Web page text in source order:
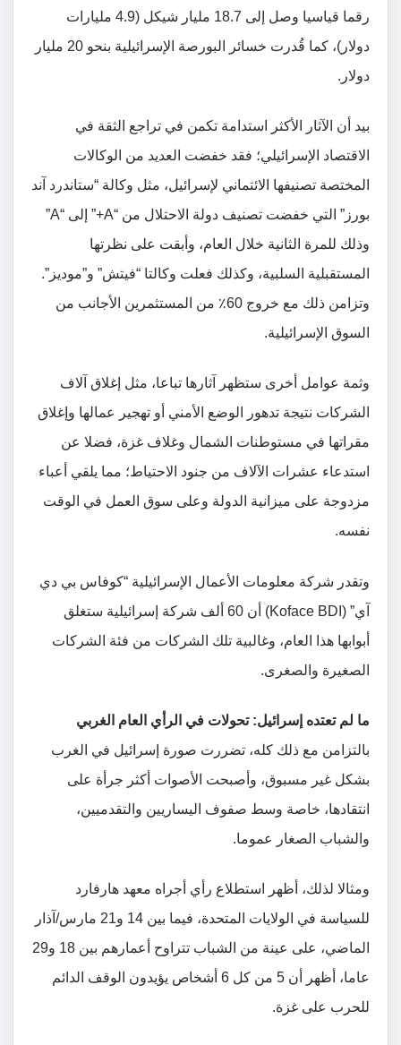
رقما قياسيا وصل إلى 18.7 مليار شيكل (4.9 مليارات
دولار)، كما قُدرت خسائر البورصة الإسرائيلية بنحو 20 مليار
دولار.
بيد أن الآثار الأكثر استدامة تكمن في تراجع الثقة في
الاقتصاد الإسرائيلي؛ فقد خفضت العديد من الوكالات
المختصة تصنيفها الائتماني لإسرائيل، مثل وكالة “ستاندرد آند
بورز” التي خفضت تصنيف دولة الاحتلال من “A+” إلى “A”
وذلك للمرة الثانية خلال العام، وأبقت على نظرتها
المستقبلية السلبية، وكذلك فعلت وكالتا “فيتش” و”موديز”.
وتزامن ذلك مع خروج 60٪ من المستثمرين الأجانب من
السوق الإسرائيلية.
وثمة عوامل أخرى ستظهر آثارها تباعا، مثل إغلاق آلاف
الشركات نتيجة تدهور الوضع الأمني أو تهجير عمالها وإغلاق
مقراتها في مستوطنات الشمال وغلاف غزة، فضلا عن
استدعاء عشرات الآلاف من جنود الاحتياط؛ مما يلقي أعباء
مزدوجة على ميزانية الدولة وعلى سوق العمل في الوقت
نفسه.
وتقدر شركة معلومات الأعمال الإسرائيلية “كوفاس بي دي
آي” (Koface BDI) أن 60 ألف شركة إسرائيلية ستغلق
أبوابها هذا العام، وغالبية تلك الشركات من فئة الشركات
الصغيرة والصغرى.
ما لم تعتده إسرائيل: تحولات في الرأي العام الغربي
بالتزامن مع ذلك كله، تضررت صورة إسرائيل في الغرب
بشكل غير مسبوق، وأصبحت الأصوات أكثر جرأة على
انتقادها، خاصة وسط صفوف اليساريين والتقدميين،
والشباب الصغار عموما.
ومثالا لذلك، أظهر استطلاع رأي أجراه معهد هارفارد
للسياسة في الولايات المتحدة، فيما بين 14 و21 مارس/آذار
الماضي، على عينة من الشباب تتراوح أعمارهم بين 18 و29
عاما، أظهر أن 5 من كل 6 أشخاص يؤيدون الوقف الدائم
للحرب على غزة.